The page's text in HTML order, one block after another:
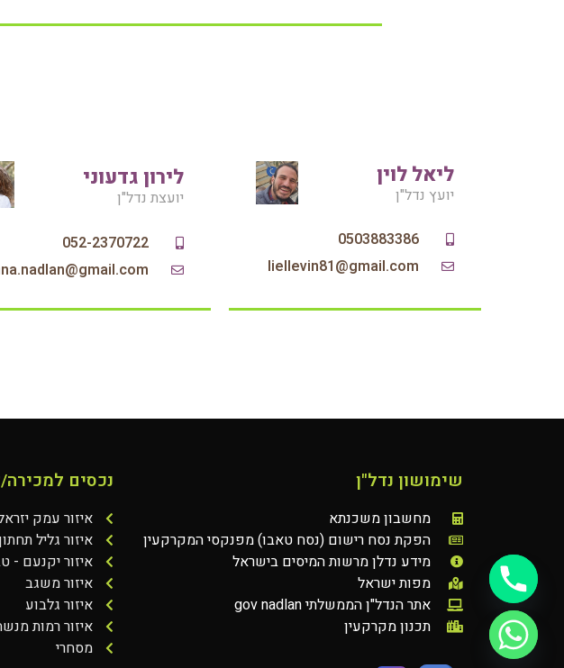
ליאל לוין
יועץ נדל"ן
0503883386
liellevin81@gmail.com
לירון גדעוני
יועצת נדל"ן
052-2370722
שימושון נדל"ן
מחשבון משכנתא
הפקת נסח רישום (נסח טאבו) מפנקסי המקרקעין
מידע נדלן מרשות המיסים בישראל
מפות ישראל
אתר הנדל"ן הממשלתי gov nadlan
תכנון מקרקעין
נכסים
איזור עמק
איזור גליל
איזור יקנעם -
איזור משגב
איזור גלבוע
איזור רמות
מסחרי